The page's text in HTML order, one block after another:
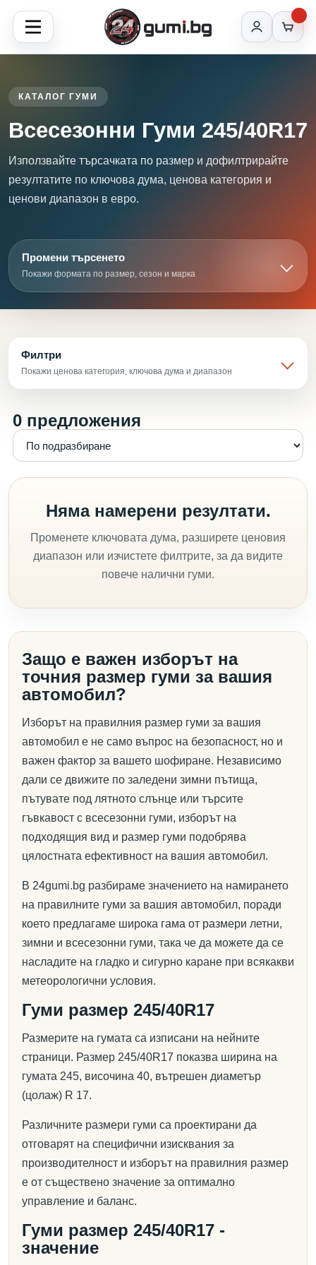
КАТАЛОГ ГУМИ
Всесезонни Гуми 245/40R17
Използвайте търсачката по размер и дофилтрирайте
резултатите по ключова дума, ценова категория и
ценови диапазон в евро.
Промени търсенето
Покажи формата по размер, сезон и марка
Филтри
Покажи ценова категория, ключова дума и диапазон
0 предложения
Няма намерени резултати.
Променете ключовата дума, разширете ценовия
диапазон или изчистете филтрите, за да видите
повече налични гуми.
Защо е важен изборът на
точния размер гуми за вашия
автомобил?
Изборът на правилния размер гуми за вашия
автомобил е не само въпрос на безопасност, но и
важен фактор за вашето шофиране. Независимо
дали се движите по заледени зимни пътища,
пътувате под лятното слънце или търсите
гъвкавост с всесезонни гуми, изборът на
подходящия вид и размер гуми подобрява
цялостната ефективност на вашия автомобил.
В 24gumi.bg разбираме значението на намирането
на правилните гуми за вашия автомобил, поради
което предлагаме широка гама от размери летни,
зимни и всесезонни гуми, така че да можете да се
насладите на гладко и сигурно каране при всякакви
метеорологични условия.
Гуми размер 245/40R17
Размерите на гумата са изписани на нейните
страници. Размер 245/40R17 показва ширина на
гумата 245, височина 40, вътрешен диаметър
(цолаж) R 17.
Различните размери гуми са проектирани да
отговарят на специфични изисквания за
производителност и изборът на правилния размер
е от съществено значение за оптимално
управление и баланс.
Гуми размер 245/40R17 -
значение